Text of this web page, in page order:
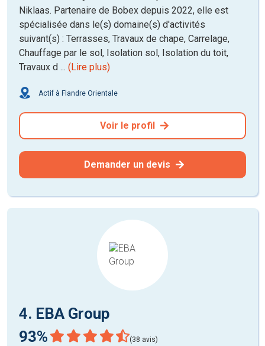
Niklaas. Partenaire de Bobex depuis 2022, elle est
spécialisée dans le(s) domaine(s) d'activités
suivant(s) : Terrasses, Travaux de chape, Carrelage,
Chauffage par le sol, Isolation sol, Isolation du toit,
Travaux d ... (Lire plus)
Actif à Flandre Orientale
Voir le profil
Demander un devis
4. EBA Group
93%
(38 avis)